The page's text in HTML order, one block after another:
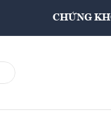
CHỨNG